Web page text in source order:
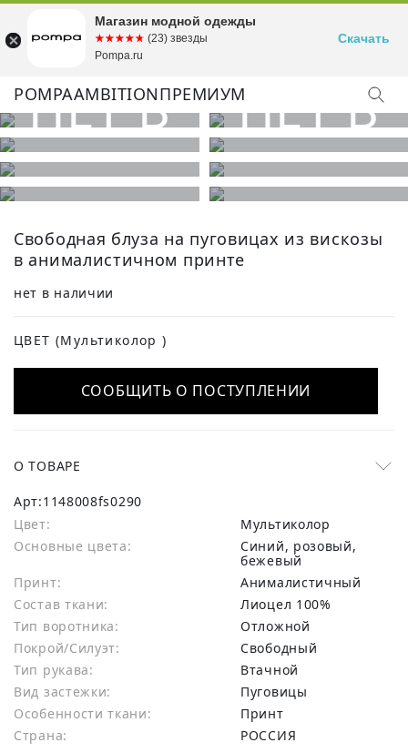
POMPAAMBITIONПРЕМИУМ
Свободная блуза на пуговицах из вискозы
в анималистичном принте
нет в наличии
ЦВЕТ (Мультиколор )
СООБЩИТЬ О ПОСТУПЛЕНИИ
О ТОВАРЕ
Арт:1148008fs0290
Цвет:
Мультиколор
Основные цвета:
синий, розовый,
бежевый
Принт:
Анималистичный
Состав ткани:
лиоцел 100%
Тип воротника:
Отложной
Покрой/Силуэт:
Свободный
Тип рукава:
Втачной
Вид застежки:
Пуговицы
Особенности ткани:
Принт
Страна:
РОССИЯ
Магазин модной одежды
☆☆☆☆☆
★★★★★ (23) звезды
Pompa.ru
Скачать